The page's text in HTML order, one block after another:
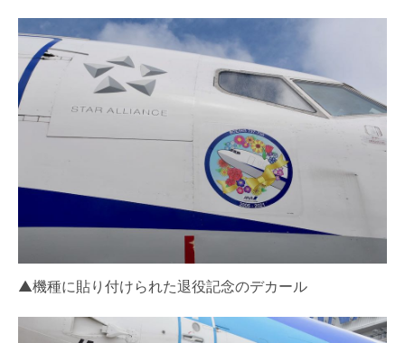
▲機種に貼り付けられた退役記念のデカール